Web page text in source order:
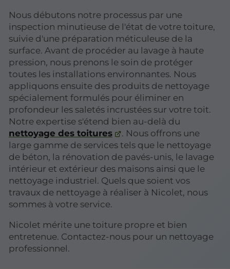
Nous débutons notre processus par une
inspection minutieuse de l'état de votre toiture,
suivie d'une préparation méticuleuse de la
surface. Avant de procéder au lavage à haute
pression, nous prenons le soin de protéger
toutes les installations environnantes. Nous
appliquons ensuite des produits de nettoyage
spécialement formulés pour éliminer en
profondeur les saletés incrustées sur votre toit.
Notre expertise s'étend bien au-delà du
nettoyage des toitures
. Nous offrons une
large gamme de services tels que le nettoyage
de béton, la rénovation de pavés-unis, le lavage
intérieur et extérieur des maisons ainsi que le
nettoyage industriel. Quels que soient vos
travaux de nettoyage à réaliser à Nicolet, nous
sommes à votre service.
Nicolet mérite une toiture propre et bien
entretenue. Contactez-nous pour un nettoyage
professionnel.